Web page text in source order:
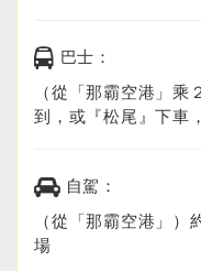
巴士：
（從「那霸空港」
到，或『松尾』下車
自駕：
（從「那霸空港」
場